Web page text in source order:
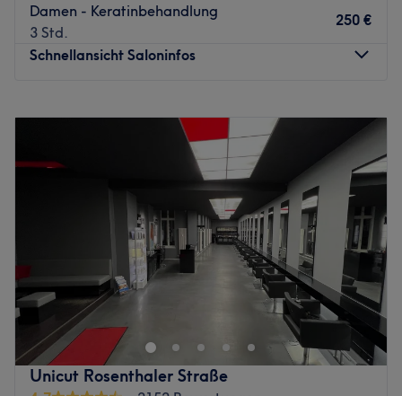
Damen - Keratinbehandlung
3 Std.
250 €
Schnellansicht Saloninfos
11:00
18:00
Donnerstag
–18:00
11:00–18:00
11:00–18:00
Geschlossen
Almaha Beauty Saloon in Berlin, Grunewald ist ein Ort,
an dem jedes Detail zählt. Hier werden Looks kreiert, die
die natürliche Schönheit und Individualität der
Kund:innen unterstreichen. Gearbeitet wird ausschließlich
mit professioneller Haarpflege, die individuell auf dein
Haar abgestimmt wird - damit es gesund, glänzend und
Unicut Rosenthaler Straße